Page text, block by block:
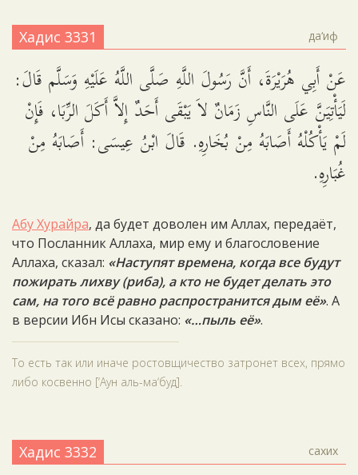
Хадис 3331 да‘иф
عَنْ أَبِي هُرَيْرَةَ، أَنَّ رَسُولَ اللَّهِ صَلَّى اللَّهُ عَلَيْهِ وَسَلَّم قَالَ:
لَيَأْتِيَنَّ عَلَى النَّاسِ زَمَانٌ لاَ يَبْقَى أَحَدٌ إِلاَّ أَكَلَ الرِّبَا، فَإِنْ
لَمْ يَأْكُلْهُ أَصَابَهُ مِنْ بُخَارِهِ. قَالَ ابْنُ عِيسَى: أَصَابَهُ مِنْ
غُبَارِهِ.
Абу Хурайра, да будет доволен им Аллах, передаёт,
что Посланник Аллаха, мир ему и благословение
Аллаха, сказал: «Наступят времена, когда все будут
пожирать лихву (риба), а кто не будет делать это
сам, на того всё равно распространится дым её». А
в версии Ибн Исы сказано: «…пыль её».
То есть так или иначе ростовщичество затронет всех, прямо
либо косвенно [‘Аун аль-ма‘буд].
Хадис 3332 сахих